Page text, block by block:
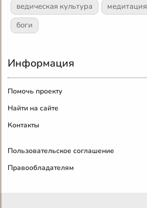
ведическая культура
медитация
боги
Информация
Помочь проекту
Найти на сайте
Контакты
Пользовательское соглашение
Правообладателям